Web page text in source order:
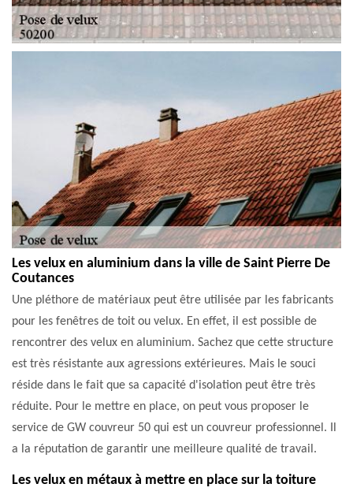
Les velux en aluminium dans la ville de Saint Pierre De
Coutances
Une pléthore de matériaux peut être utilisée par les fabricants
pour les fenêtres de toit ou velux. En effet, il est possible de
rencontrer des velux en aluminium. Sachez que cette structure
est très résistante aux agressions extérieures. Mais le souci
réside dans le fait que sa capacité d'isolation peut être très
réduite. Pour le mettre en place, on peut vous proposer le
service de GW couvreur 50 qui est un couvreur professionnel. Il
a la réputation de garantir une meilleure qualité de travail.
Les velux en métaux à mettre en place sur la toiture